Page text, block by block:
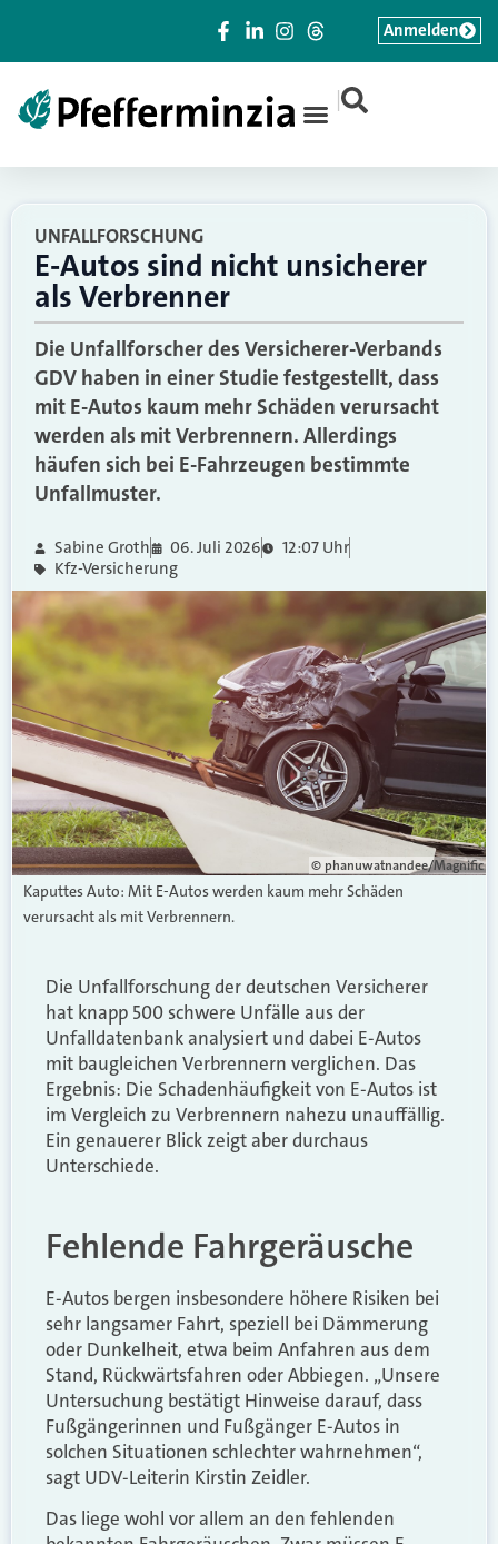
|
Anmelden
UNFALLFORSCHUNG
E-Autos sind nicht unsicherer
als Verbrenner
Die Unfallforscher des Versicherer-Verbands
GDV haben in einer Studie festgestellt, dass
mit E-Autos kaum mehr Schäden verursacht
werden als mit Verbrennern. Allerdings
häufen sich bei E-Fahrzeugen bestimmte
Unfallmuster.
Sabine Groth 06. Juli 2026
12:07 Uhr
Kfz-Versicherung
© phanuwatnandee/Magnific
Kaputtes Auto: Mit E-Autos werden kaum mehr Schäden
verursacht als mit Verbrennern.
Die Unfallforschung der deutschen Versicherer
hat knapp 500 schwere Unfälle aus der
Unfalldatenbank analysiert und dabei E-Autos
mit baugleichen Verbrennern verglichen. Das
Ergebnis: Die Schadenhäufigkeit von E-Autos ist
im Vergleich zu Verbrennern nahezu unauffällig.
Ein genauerer Blick zeigt aber durchaus
Unterschiede.
Fehlende Fahrgeräusche
E-Autos bergen insbesondere höhere Risiken bei
sehr langsamer Fahrt, speziell bei Dämmerung
oder Dunkelheit, etwa beim Anfahren aus dem
Stand, Rückwärtsfahren oder Abbiegen. „Unsere
Untersuchung bestätigt Hinweise darauf, dass
Fußgängerinnen und Fußgänger E-Autos in
solchen Situationen schlechter wahrnehmen“,
sagt UDV-Leiterin Kirstin Zeidler.
Das liege wohl vor allem an den fehlenden